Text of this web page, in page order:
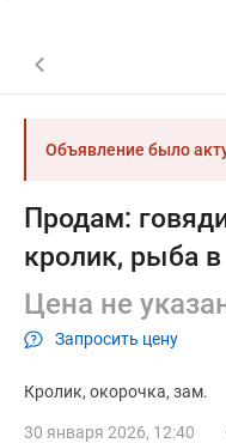
Назад к списку
Объявление было
Продам:
кролик, рыба
Цена не
Запросить цену
Кролик окорочка зам.
30 января 2026, 12:40